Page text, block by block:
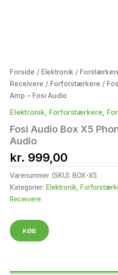
Forside / Elektronik /
Receivere / Forforstærkere /
Amp – Fosi Audio
Elektronik Forforstærkere
Fosi Audio Box X5
Audio
kr. 999,00
Varenummer (SKU): BOX-X5
Kategorier: Elektronik,
Receivere
KØB